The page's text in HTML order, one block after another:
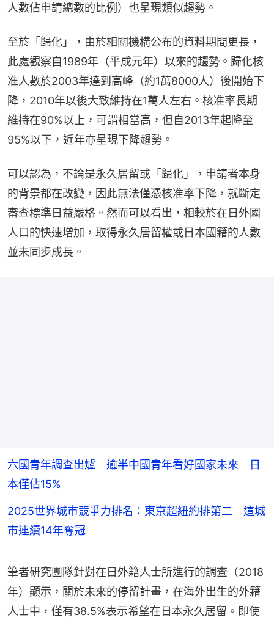
人數佔申請總數的比例）也呈現類似趨勢。
至於「歸化」，由於相關機構公布的資料期間更長，
此處觀察自1989年（平成元年）以來的趨勢。歸化核
准人數於2003年達到高峰（約1萬8000人）後開始下
降，2010年以後大致維持在1萬人左右。核准率長期
維持在90%以上，可謂相當高，但自2013年起降至
95%以下，近年亦呈現下降趨勢。
可以認為，不論是永久居留或「歸化」，申請者本身
的背景都在改變，因此無法僅憑核准率下降，就斷定
審查標準日益嚴格。然而可以看出，相較於在日外國
人口的快速增加，取得永久居留權或日本國籍的人數
並未同步成長。
六國青年調查出爐 逾半中國青年看好國家未來 日
本僅佔15%
2025世界城市競爭力排名：東京超紐約排第二 這城
市連續14年奪冠
筆者研究團隊針對在日外籍人士所進行的調查（2018
年）顯示，關於未來的停留計畫，在海外出生的外籍
人士中，僅有38.5%表示希望在日本永久居留。即使